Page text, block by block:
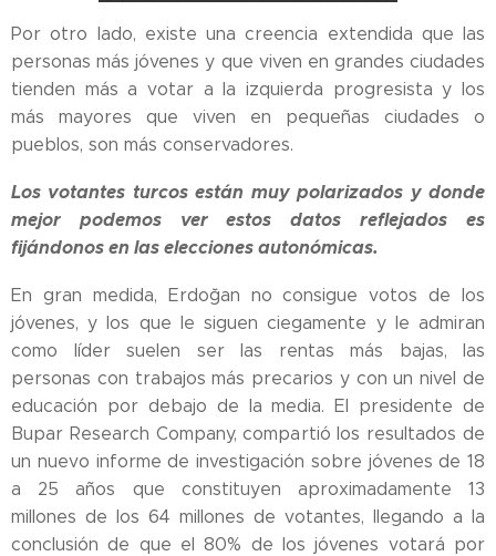
Por otro lado, existe una creencia extendida que las
personas más jóvenes y que viven en grandes ciudades
tienden más a votar a la izquierda progresista y los
más mayores que viven en pequeñas ciudades o
pueblos, son más conservadores.
Los votantes turcos están muy polarizados y donde
mejor podemos ver estos datos reflejados es
fijándonos en las elecciones autonómicas.
En gran medida, Erdoğan no consigue votos de los
jóvenes, y los que le siguen ciegamente y le admiran
como líder suelen ser las rentas más bajas, las
personas con trabajos más precarios y con un nivel de
educación por debajo de la media. El presidente de
Bupar Research Company, compartió los resultados de
un nuevo informe de investigación sobre jóvenes de 18
a 25 años que constituyen aproximadamente 13
millones de los 64 millones de votantes, llegando a la
conclusión de que el 80% de los jóvenes votará por